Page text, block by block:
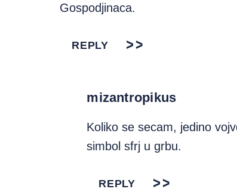
Gospodjinaca.
REPLY
mizantropikus
Koliko se secam, jedino
simbol sfrj u grbu.
REPLY